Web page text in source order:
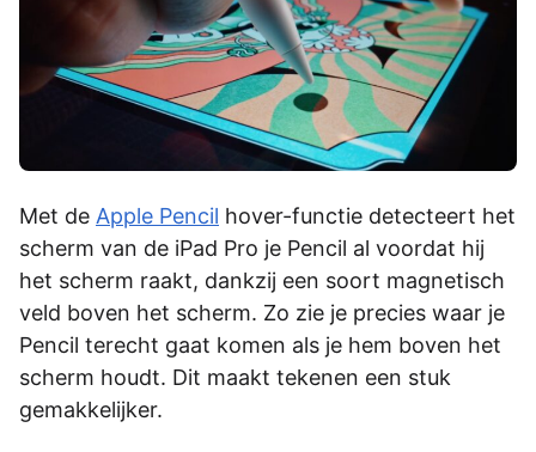
Met de Apple Pencil hover-functie detecteert het
scherm van de iPad Pro je Pencil al voordat hij
het scherm raakt, dankzij een soort magnetisch
veld boven het scherm. Zo zie je precies waar je
Pencil terecht gaat komen als je hem boven het
scherm houdt. Dit maakt tekenen een stuk
gemakkelijker.